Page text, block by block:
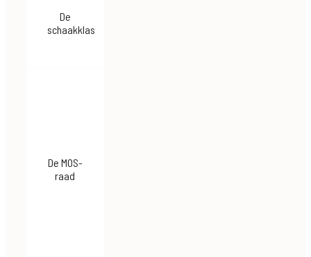
De
schaakklas
De MOS-
raad